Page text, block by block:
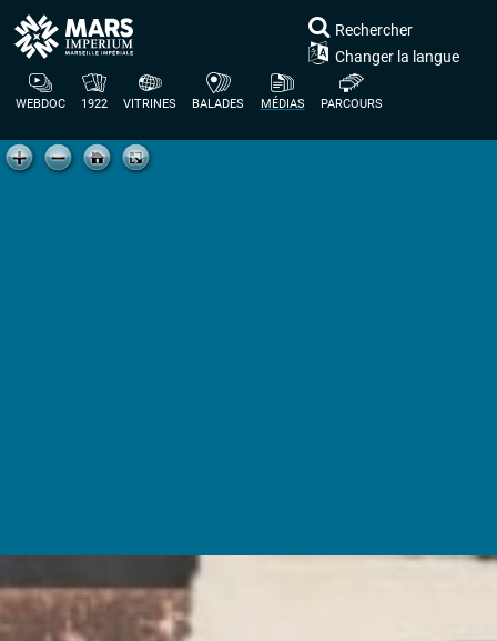
WEBDOC 1922 VITRINES BALADES MÉDIAS PARCOURS
Rechercher
Changer la langue